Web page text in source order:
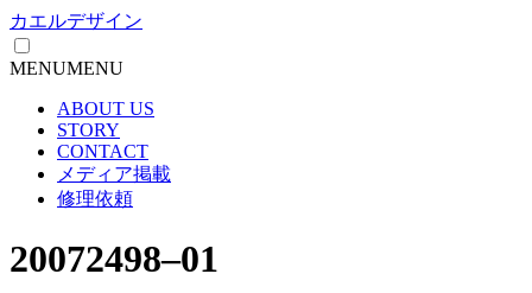
カエルデザイン
MENUMENU
ABOUT US
STORY
CONTACT
メディア掲載
修理依頼
20072498–01